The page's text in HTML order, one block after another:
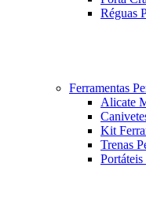
Réguas
Ferramentas
Alicate
Kit
Trenas
Portáteis